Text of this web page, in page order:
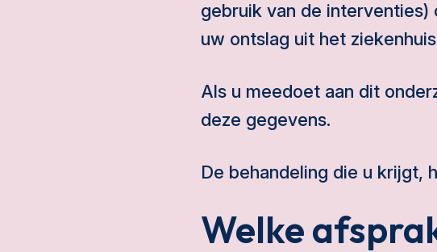
gebruik van de
uw ontslag uit het
Als u meedoet aan dit
deze gegevens.
De behandeling die u krijgt,
Welke